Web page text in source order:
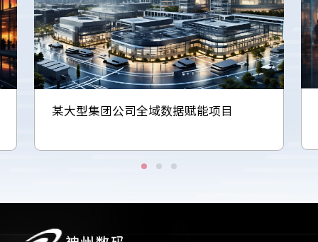
某大型集团公司全域数据赋能项目